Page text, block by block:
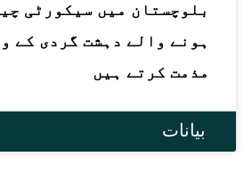
بیانات
بلوچستان میں سیکورٹی
ہونے والے دہشت گردی کے
مذمت کرتے ہیں